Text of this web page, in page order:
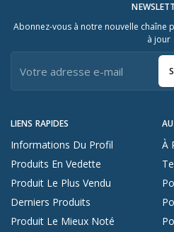
LIENS RAPIDES
Informations Du Profil
Produits En Vedette
Produit Le Plus Vendu
Derniers Produits
Produit Le Mieux Noté
À
Abonnez-vous à notre nouvelle chaîne
à jour